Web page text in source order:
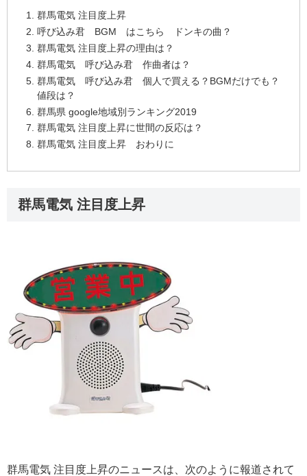
群馬電気 注目度上昇
呼び込み君 BGM はこちら ドンキの曲？
群馬電気 注目度上昇の理由は？
群馬電気 呼び込み君 作曲者は？
群馬電気 呼び込み君 個人で買える？BGMだけでも？
値段は？
群馬県 google地域別ランキング2019
群馬電気 注目度上昇に世間の反応は？
群馬電気 注目度上昇 おわりに
群馬電気 注目度上昇
群馬電気 注目度上昇のニュースは、次のように報道されて